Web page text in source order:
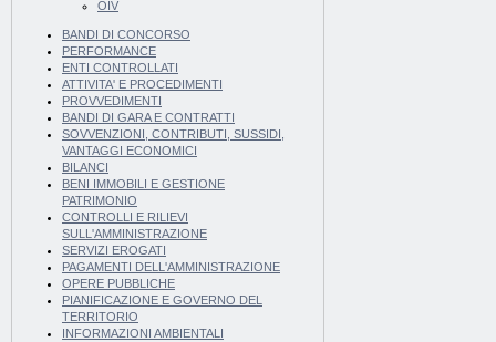
OIV
BANDI DI CONCORSO
PERFORMANCE
ENTI CONTROLLATI
ATTIVITA' E PROCEDIMENTI
PROVVEDIMENTI
BANDI DI GARA E CONTRATTI
SOVVENZIONI, CONTRIBUTI, SUSSIDI,
VANTAGGI ECONOMICI
BILANCI
BENI IMMOBILI E GESTIONE
PATRIMONIO
CONTROLLI E RILIEVI
SULL'AMMINISTRAZIONE
SERVIZI EROGATI
PAGAMENTI DELL'AMMINISTRAZIONE
OPERE PUBBLICHE
PIANIFICAZIONE E GOVERNO DEL
TERRITORIO
INFORMAZIONI AMBIENTALI